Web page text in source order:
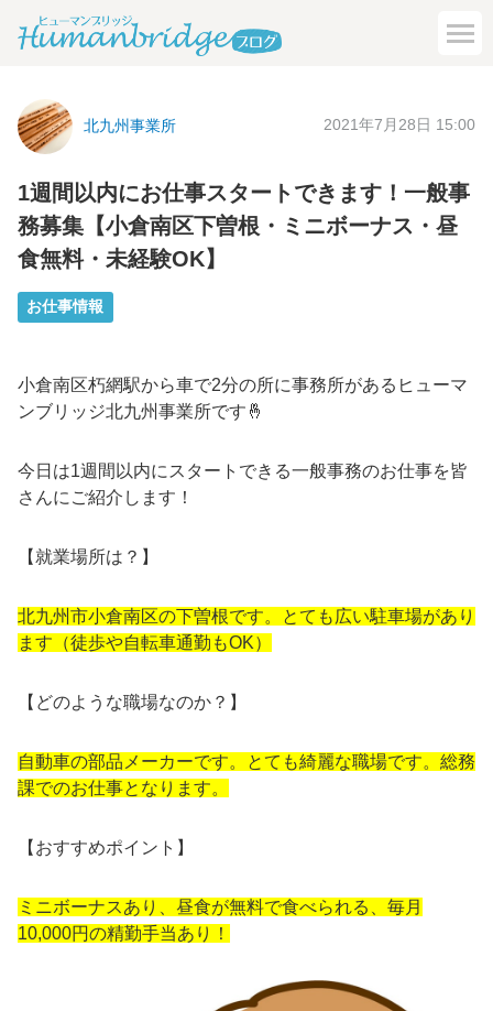
北九州事業所 2021年7月28日 15:00
1週間以内にお仕事スタートできます！一般事
務募集【小倉南区下曽根・ミニボーナス・昼
食無料・未経験OK】
お仕事情報
小倉南区朽網駅から車で2分の所に事務所があるヒューマ
ンブリッジ北九州事業所です🤞
今日は1週間以内にスタートできる一般事務のお仕事を皆
さんにご紹介します！
【就業場所は？】
北九州市小倉南区の下曽根です。とても広い駐車場があり
ます（徒歩や自転車通勤もOK）
【どのような職場なのか？】
⾃動⾞の部品メーカーです。とても綺麗な職場です。総務
課でのお仕事となります。
【おすすめポイント】
ミニボーナスあり、昼食が無料で食べられる、毎月
10,000円の精勤手当あり！